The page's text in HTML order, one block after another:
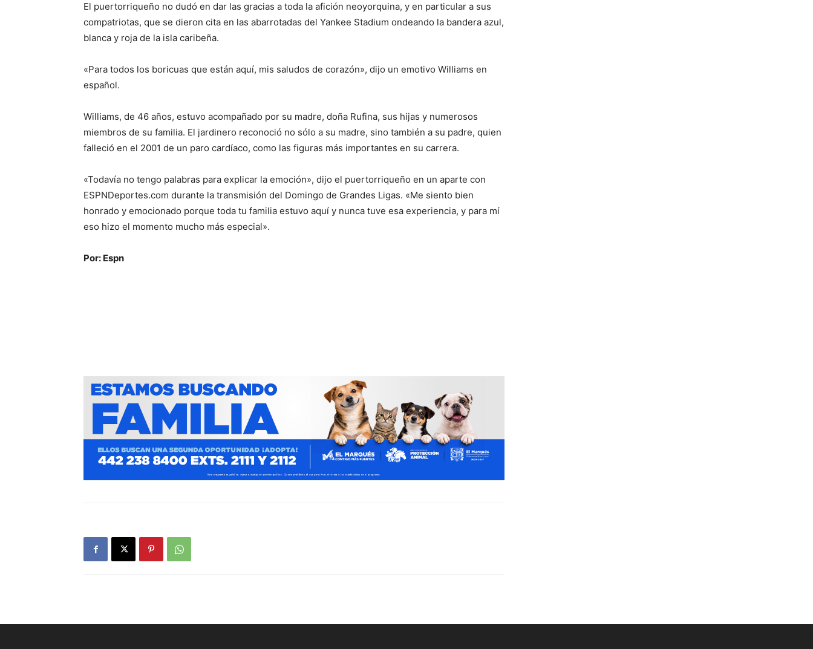
El puertorriqueño no dudó en dar las gracias a toda la afición neoyorquina, y en particular a sus
compatriotas, que se dieron cita en las abarrotadas del Yankee Stadium ondeando la bandera azul,
blanca y roja de la isla caribeña.
«Para todos los boricuas que están aquí, mis saludos de corazón», dijo un emotivo Williams en
español.
Williams, de 46 años, estuvo acompañado por su madre, doña Rufina, sus hijas y numerosos
miembros de su familia. El jardinero reconoció no sólo a su madre, sino también a su padre, quien
falleció en el 2001 de un paro cardíaco, como las figuras más importantes en su carrera.
«Todavía no tengo palabras para explicar la emoción», dijo el puertorriqueño en un aparte con
ESPNDeportes.com durante la transmisión del Domingo de Grandes Ligas. «Me siento bien
honrado y emocionado porque toda tu familia estuvo aquí y nunca tuve esa experiencia, y para mí
eso hizo el momento mucho más especial».
Por: Espn